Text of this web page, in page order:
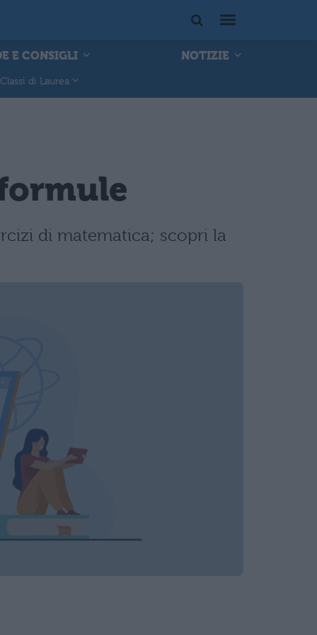
E CONSIGLI NOTIZIE
Classi di Laurea
di matematica; scopri la